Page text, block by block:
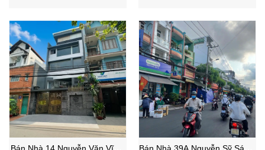
Bán Nhà 14 Nguyễn Văn Vĩnh,
Bán Nhà 39A Nguyễn Sỹ Sách,